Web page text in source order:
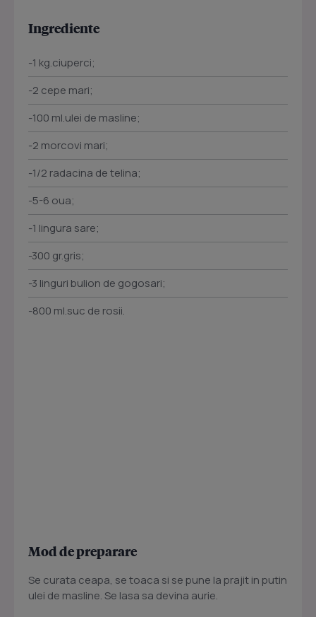
Ingrediente
-1 kg.ciuperci;
-2 cepe mari;
-100 ml.ulei de masline;
-2 morcovi mari;
-1/2 radacina de telina;
-5-6 oua;
-1 lingura sare;
-300 gr.gris;
-3 linguri bulion de gogosari;
-800 ml.suc de rosii.
Mod de preparare
Se curata ceapa, se toaca si se pune la prajit in putin
ulei de masline. Se lasa sa devina aurie.